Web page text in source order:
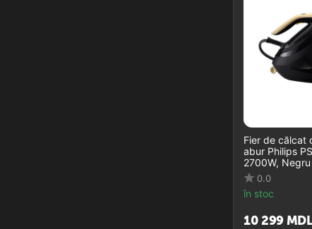
Fier de călcat
abur Philips
2700W,
0.0
în stoc
10 299